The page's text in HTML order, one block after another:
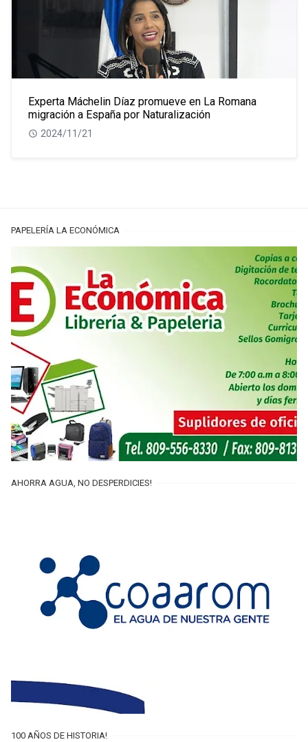
Experta Máchelin Díaz promueve en La Romana
migración a España por Naturalización
2024/11/21
PAPELERÍA LA ECONÓMICA
AHORRA AGUA, NO DESPERDICIES!
100 AÑOS DE HISTORIA!